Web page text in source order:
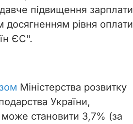
підвищення зарплати
досягненням рівня оплати
ЄС".
Міністерства розвитку
України,
становити 3,7% (за